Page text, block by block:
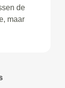
de
maar